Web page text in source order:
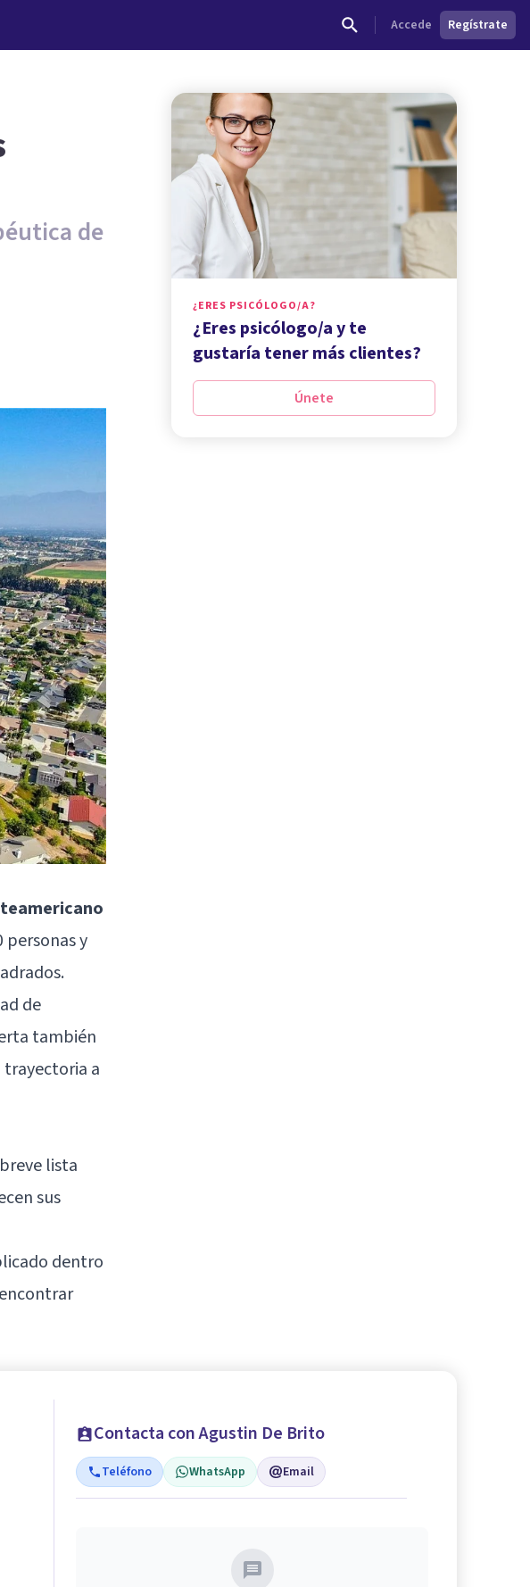
Accede Regístrate
de
personas y
de
también
a
lista
sus
dentro
¿ERES PSICÓLOGO/A?
¿Eres psicólogo/a y te
gustaría tener más clientes?
Únete
Contacta con Agustin De Brito
Teléfono WhatsApp Email